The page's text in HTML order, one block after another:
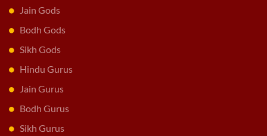
Jain Gods
Bodh Gods
Sikh Gods
Hindu Gurus
Jain Gurus
Bodh Gurus
Sikh Gurus